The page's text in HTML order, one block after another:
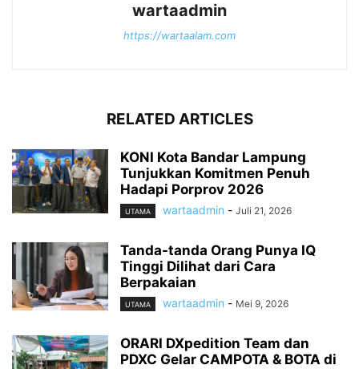
wartaadmin
https://wartaalam.com
RELATED ARTICLES
KONI Kota Bandar Lampung
Tunjukkan Komitmen Penuh
Hadapi Porprov 2026
UTAMA wartaadmin - Juli 21, 2026
Tanda-tanda Orang Punya IQ
Tinggi Dilihat dari Cara
Berpakaian
UTAMA wartaadmin - Mei 9, 2026
ORARI DXpedition Team dan
PDXC Gelar CAMPOTA & BOTA di